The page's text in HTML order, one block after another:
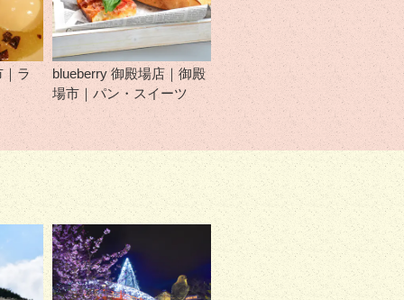
ラ
blueberry 御殿場店｜御殿
場市｜パン・スイーツ